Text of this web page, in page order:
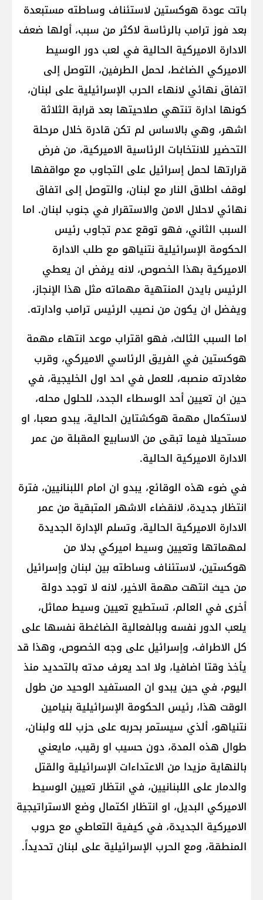
باتت عودة هوكستين لاستئناف وساطته مستبعدة
بعد فوز ترامب بالرئاسة لاكثر من سبب، أولها ضعف
الادارة الاميركية الحالية في لعب دور الوسيط
الاميركي الضاغط، لحمل الطرفين، التوصل إلى
اتفاق نهائي لانهاء الحرب الإسرائيلية على لبنان،
كونها ادارة تنتهي صلاحيتها بعد قرابة الثلاثة
اشهر، وهي بالاساس لم تكن قادرة خلال مرحلة
التحضير للانتخابات الرئاسية الاميركية، من فرض
قرارتها لحمل إسرائيل على التجاوب مع مواقفها
لوقف اطلاق النار مع لبنان، والتوصل إلى اتفاق
نهائي لاحلال الامن والاستقرار في جنوب لبنان. اما
السبب الثاني، فهو توقع عدم تجاوب رئيس
الحكومة الإسرائيلية نتنياهو مع طلب الادارة
الاميركية بهذا الخصوص، لانه يرفض ان يعطي
الرئيس بايدن المنتهية مهماته مثل هذا الإنجاز،
ويفضل ان يكون من نصيب الرئيس ترامب وادارته.
اما السبب الثالث، فهو اقتراب موعد انتهاء مهمة
هوكستين في الفريق الرئاسي الاميركي، وقرب
مغادرته منصبه، للعمل في احد اول الخليجية، في
حين ان تعيين أحد الوسطاء الجدد، للحلول محله،
لاستكمال مهمة هوكشتاين الحالية، يبدو صعبا، او
مستحيلا فيما تبقى من الاسابيع المقبلة من عمر
الادارة الاميركية الحالية.
في ضوء هذه الوقائع، يبدو ان امام اللبنانيين، فترة
انتظار جديدة، لانقضاء الاشهر المتبقية من عمر
الادارة الاميركية الحالية، وتسلم الإدارة الجديدة
لمهماتها وتعيين وسيط اميركي بدلا من
هوكستين، لاستئناف وساطته بين لبنان وإسرائيل
من حيث انتهت مهمة الاخير، لانه لا توجد دولة
أخرى في العالم، تستطيع تعيين وسيط مماثل،
يلعب الدور نفسه وبالفعالية الضاغطة نفسها على
كل الاطراف، وإسرائيل على وجه الخصوص، وهذا قد
يأخذ وقتا اضافيا، ولا احد يعرف مدته بالتحديد منذ
اليوم، في حين يبدو ان المستفيد الوحيد من طول
الوقت هذا، رئيس الحكومة الإسرائيلية بنيامين
نتنياهو، ألذي سيستمر بحربه على حزب لله ولبنان،
طوال هذه المدة، دون حسيب او رقيب، مايعني
بالنهاية مزيدا من الاعتداءات الإسرائيلية والقتل
والدمار على اللبنانيين، في انتظار تعيين الوسيط
الاميركي البديل، او انتظار اكتمال وضع الاستراتيجية
الاميركية الجديدة، في كيفية التعاطي مع حروب
المنطقة، ومع الحرب الإسرائيلية على لبنان تحديداً.